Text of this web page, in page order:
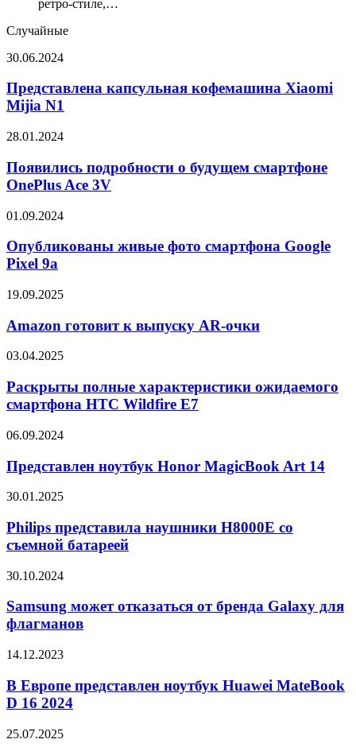
ретро-стиле,…
Случайные
Представлена
кофемашина
Xiaomi
Mijia
30.06.2024
Представлена капсульная кофемашина Xiaomi
Mijia N1
Появились
о
будущем
смартфоне
Ace
28.01.2024
Появились подробности о будущем смартфоне
OnePlus Ace 3V
Опубликованы
фото
смартфона
Google
9a
01.09.2024
Опубликованы живые фото смартфона Google
Pixel 9a
Amazon
к
выпуску
AR-
19.09.2025
Amazon готовит к выпуску AR-очки
Раскрыты
характеристики
ожидаемого
смартфона
Wildfire
03.04.2025
Раскрыты полные характеристики ожидаемого
смартфона HTC Wildfire E7
Представлен
Honor
MagicBook
Art
06.09.2024
Представлен ноутбук Honor MagicBook Art 14
Philips
наушники
H8000E
со
батареей
30.01.2025
Philips представила наушники H8000E со
съемной батареей
Samsung
отказаться
от
бренда
для
30.10.2024
Samsung может отказаться от бренда Galaxy для
флагманов
В
представлен
ноутбук
Huawei
D
14.12.2023
В Европе представлен ноутбук Huawei MateBook
D 16 2024
Дизайн
25.07.2025